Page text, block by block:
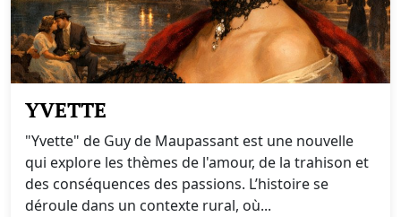
YVETTE
"Yvette" de Guy de Maupassant est une nouvelle
qui explore les thèmes de l'amour, de la trahison et
des conséquences des passions. L’histoire se
déroule dans un contexte rural, où...